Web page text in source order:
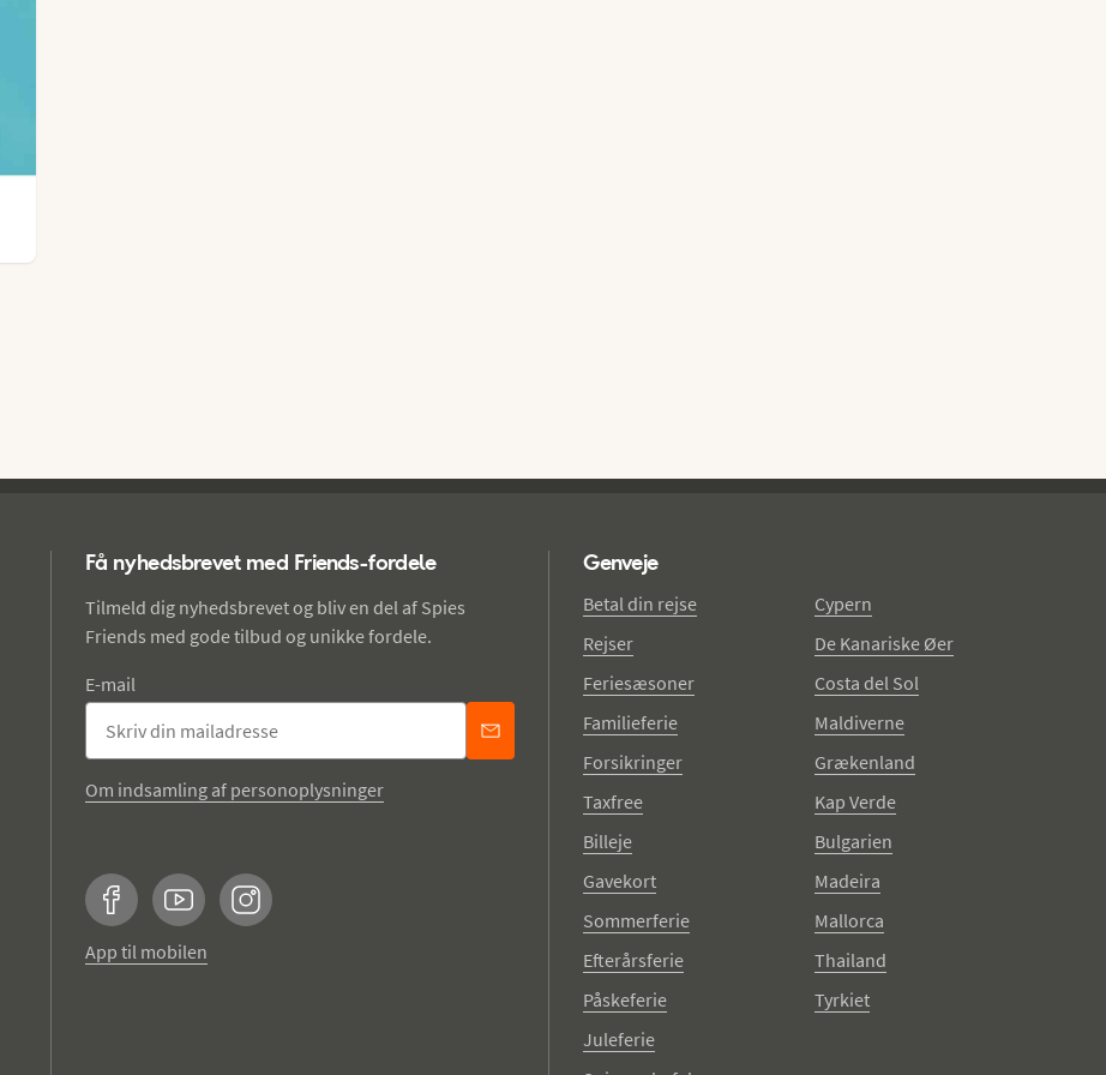
Få nyhedsbrevet med Friends-fordele
Tilmeld dig nyhedsbrevet og bliv en del af Spies
Friends med gode tilbud og unikke fordele.
E-mail
Om indsamling af personoplysninger
FacebookYouTubeInstagram
App til mobilen
Genveje
Betal din rejse
Rejser
Feriesæsoner
Familieferie
Forsikringer
Taxfree
Billeje
Gavekort
Sommerferie
Efterårsferie
Påskeferie
Juleferie
Cypern
De Kanariske Øer
Costa del Sol
Maldiverne
Grækenland
Kap Verde
Bulgarien
Madeira
Mallorca
Thailand
Tyrkiet